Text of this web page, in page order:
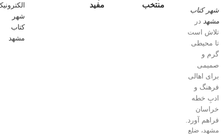
شهر کتاب
مشهد در
تلاش است
تا محیطی
گرم و
صمیمی
برای اهالی
فرهنگ و
ادبِ خطه
خراسان
فراهم آورد.
مشهد، ضلع
منتخب
مفید